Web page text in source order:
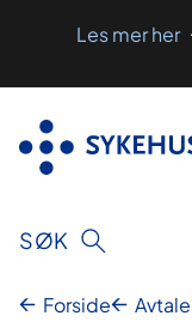
Les mer her
SØK
Forside